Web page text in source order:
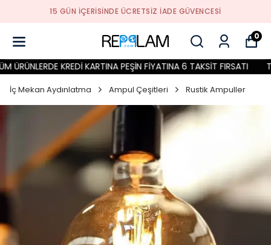
15 GÜN İÇERİSİNDE ÜCRETSİZ İADE GÜVENCESİ
0
ÜRÜNLERDE KREDİ KARTINA PEŞİN FİYATINA 6 TAKSİT FIRSATI
İç Mekan Aydınlatma Ampul Çeşitleri Rustik Ampuller